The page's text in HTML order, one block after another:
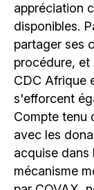
appréciation
disponibles.
partager ses
procédure, et
CDC Afrique
s'efforcent
Compte tenu
avec les
acquise
mécanisme